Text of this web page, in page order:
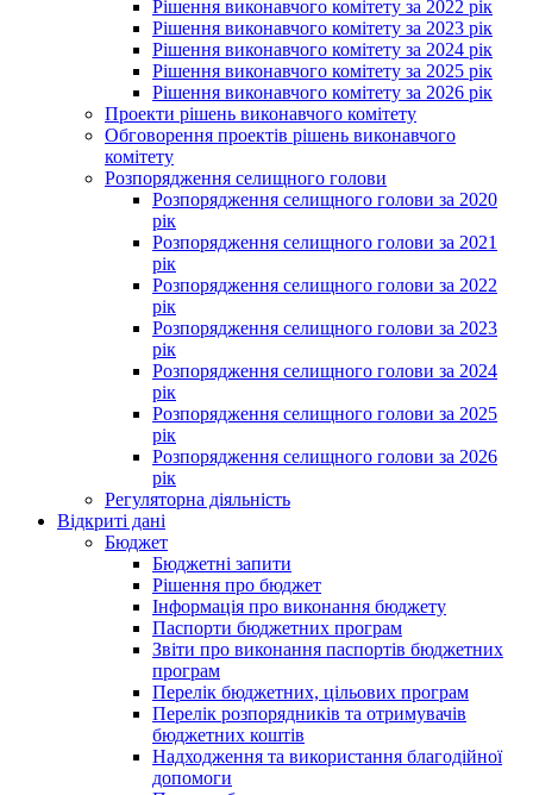
Рішення виконавчого комітету за 2022 рік
Рішення виконавчого комітету за 2023 рік
Рішення виконавчого комітету за 2024 рік
Рішення виконавчого комітету за 2025 рік
Рішення виконавчого комітету за 2026 рік
Проекти рішень виконавчого комітету
Обговорення проектів рішень виконавчого
комітету
Розпорядження селищного голови
Розпорядження селищного голови за 2020
рік
Розпорядження селищного голови за 2021
рік
Розпорядження селищного голови за 2022
рік
Розпорядження селищного голови за 2023
рік
Розпорядження селищного голови за 2024
рік
Розпорядження селищного голови за 2025
рік
Розпорядження селищного голови за 2026
рік
Регуляторна діяльність
Відкриті дані
Бюджет
Бюджетні запити
Рішення про бюджет
Інформація про виконання бюджету
Паспорти бюджетних програм
Звіти про виконання паспортів бюджетних
програм
Перелік бюджетних, цільових програм
Перелік розпорядників та отримувачів
бюджетних коштів
Надходження та використання благодійної
допомоги